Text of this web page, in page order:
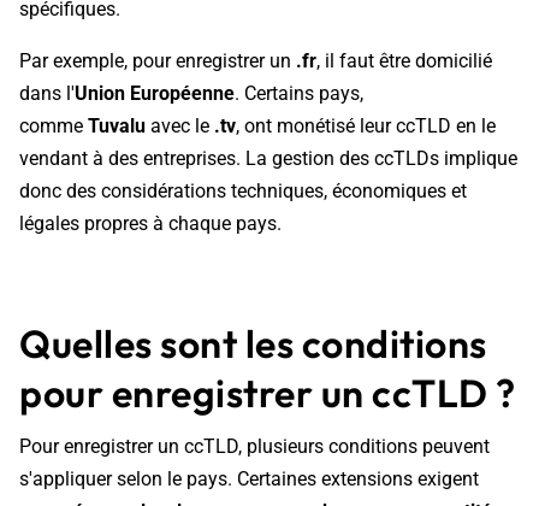
spécifiques.
Par exemple, pour enregistrer un .fr, il faut être domicilié
dans l'Union Européenne. Certains pays,
comme Tuvalu avec le .tv, ont monétisé leur ccTLD en le
vendant à des entreprises. La gestion des ccTLDs implique
donc des considérations techniques, économiques et
légales propres à chaque pays.
Quelles sont les conditions
pour enregistrer un ccTLD ?
Pour enregistrer un ccTLD, plusieurs conditions peuvent
s'appliquer selon le pays. Certaines extensions exigent